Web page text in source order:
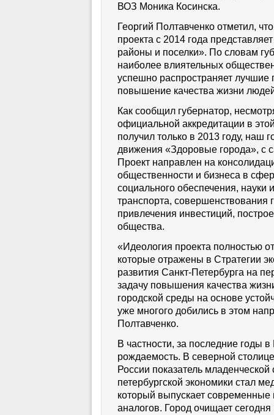
ВОЗ Моника Косинска.
Георгий Полтавченко отметил,
проекта с 2014 года
районы и поселки». По словам
наиболее влиятельных
успешно распространяет лучшие
повышение качества жизни
Как сообщил губернатор,
официальной аккредитации в
получил только в 2013 году, наш
движения «Здоровые города», с
Проект направлен на
общественности и бизнеса в
социального обеспечения, науки
транспорта, совершенствования
привлечения инвестиций,
общества.
«Идеология проекта полностью
которые отражены в Стратегии
развития Санкт-Петербурга на
задачу повышения качества
городской среды на основе
уже многого добились в этом
Полтавченко.
В частности, за последние годы
рождаемость. В северной
России показатель
петербургской экономики стал
который выпускает
аналогов. Город очищает